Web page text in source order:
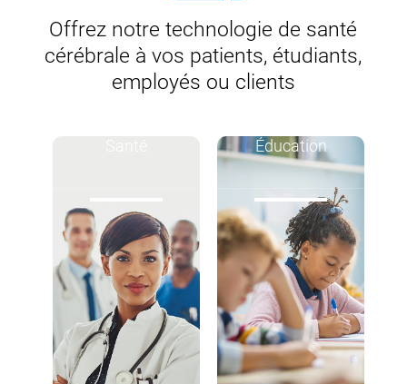
Offrez notre technologie de santé
cérébrale à vos patients, étudiants,
employés ou clients
Éducation